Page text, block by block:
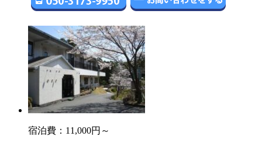
宿泊費： 11,000円～